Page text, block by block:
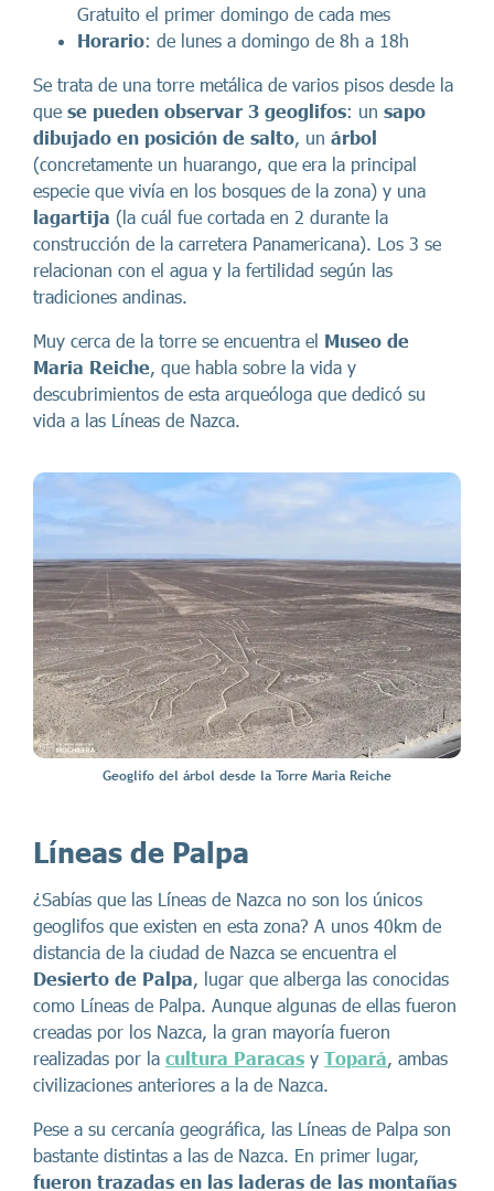
Gratuito el primer domingo de cada mes
Horario: de lunes a domingo de 8h a 18h
Se trata de una torre metálica de varios pisos desde la
que se pueden observar 3 geoglifos: un sapo
dibujado en posición de salto, un árbol
(concretamente un huarango, que era la principal
especie que vivía en los bosques de la zona) y una
lagartija (la cuál fue cortada en 2 durante la
construcción de la carretera Panamericana). Los 3 se
relacionan con el agua y la fertilidad según las
tradiciones andinas.
Muy cerca de la torre se encuentra el Museo de
Maria Reiche, que habla sobre la vida y
descubrimientos de esta arqueóloga que dedicó su
vida a las Líneas de Nazca.
Geoglifo del árbol desde la Torre Maria Reiche
Líneas de Palpa
¿Sabías que las Líneas de Nazca no son los únicos
geoglifos que existen en esta zona? A unos 40km de
distancia de la ciudad de Nazca se encuentra el
Desierto de Palpa , lugar que alberga las conocidas
como Líneas de Palpa. Aunque algunas de ellas fueron
creadas por los Nazca, la gran mayoría fueron
realizadas por la cultura Paracas y Topará , ambas
civilizaciones anteriores a la de Nazca.
Pese a su cercanía geográfica, las Líneas de Palpa son
bastante distintas a las de Nazca. En primer lugar,
fueron trazadas en las laderas de las montañas